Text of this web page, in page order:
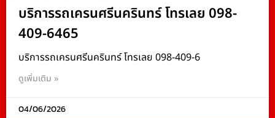
บริการรถเครนศรีนครินทร์ โทรเลย 098-
409-6465
บริการรถเครนศรีนครินทร์ โทรเลย 098-409-6
ดูเพิ่มเติม »
04/06/2026